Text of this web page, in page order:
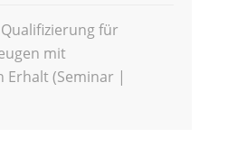
für
mit
Erhalt (Seminar |